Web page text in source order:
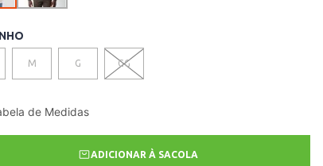
M G GG
de Medidas
ADICIONAR À SACOLA